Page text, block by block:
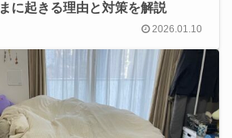
に起きる理由と対策を解説
2026.01.10